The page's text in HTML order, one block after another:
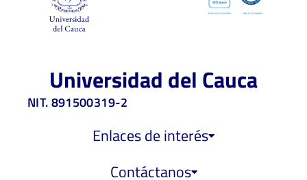
Universidad del Cauca
NIT. 891500319-2
Enlaces de interés
Contáctanos